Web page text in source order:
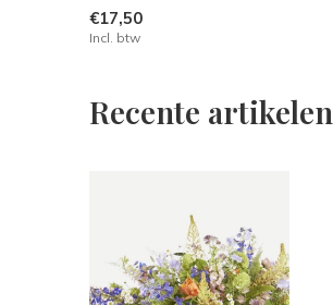
€17,50
Incl. btw
Recente artikelen